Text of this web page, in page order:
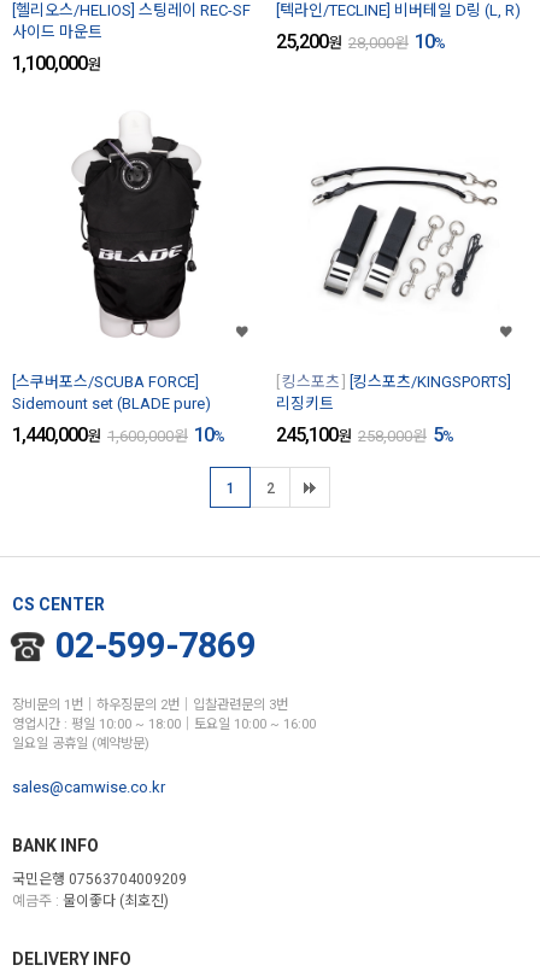
[헬리오스/HELIOS] 스팅레이 REC-SF
사이드 마운트
1,100,000원
[텍라인/TECLINE] 비버테일 D링 (L, R)
25,200원 28,000원 10%
[스쿠버포스/SCUBA FORCE]
Sidemount set (BLADE pure)
1,440,000원 1,600,000원 10%
킹스포츠
[킹스포츠/KINGSPORTS]
리징키트
245,100원 258,000원 5%
1 2
CS CENTER
02-599-7869
장비문의 1번│하우징문의 2번│입찰관련문의 3번
영업시간 : 평일 10:00 ~ 18:00│토요일 10:00 ~ 16:00
일요일 공휴일 (예약방문)
sales@camwise.co.kr
BANK INFO
국민은행 07563704009209
예금주 : 물이좋다 (최호진)
DELIVERY INFO